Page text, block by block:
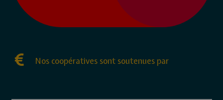
Nos coopératives sont soutenues par